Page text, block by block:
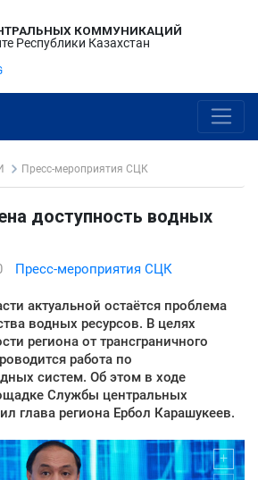
КОММУНИКАЦИЙ
Республики Казахстан
Пресс-мероприятия СЦК
доступность водных
Пресс-мероприятия СЦК
актуальной остаётся проблема
водных ресурсов. В целях
региона от трансграничного
работа по
систем. Об этом в ходе
Службы центральных
глава региона Ербол Карашукеев.